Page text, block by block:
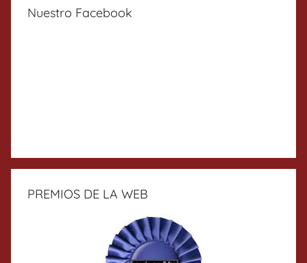
Nuestro Facebook
PREMIOS DE LA WEB